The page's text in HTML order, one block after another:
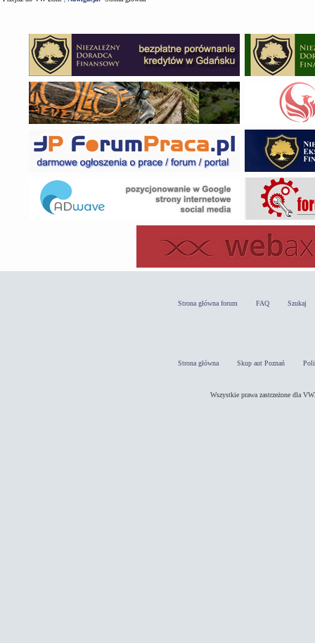
Strona główna forum FAQ Szukaj
Strona główna Skup aut Poznań
Wszystkie prawa zastrzeżone dla